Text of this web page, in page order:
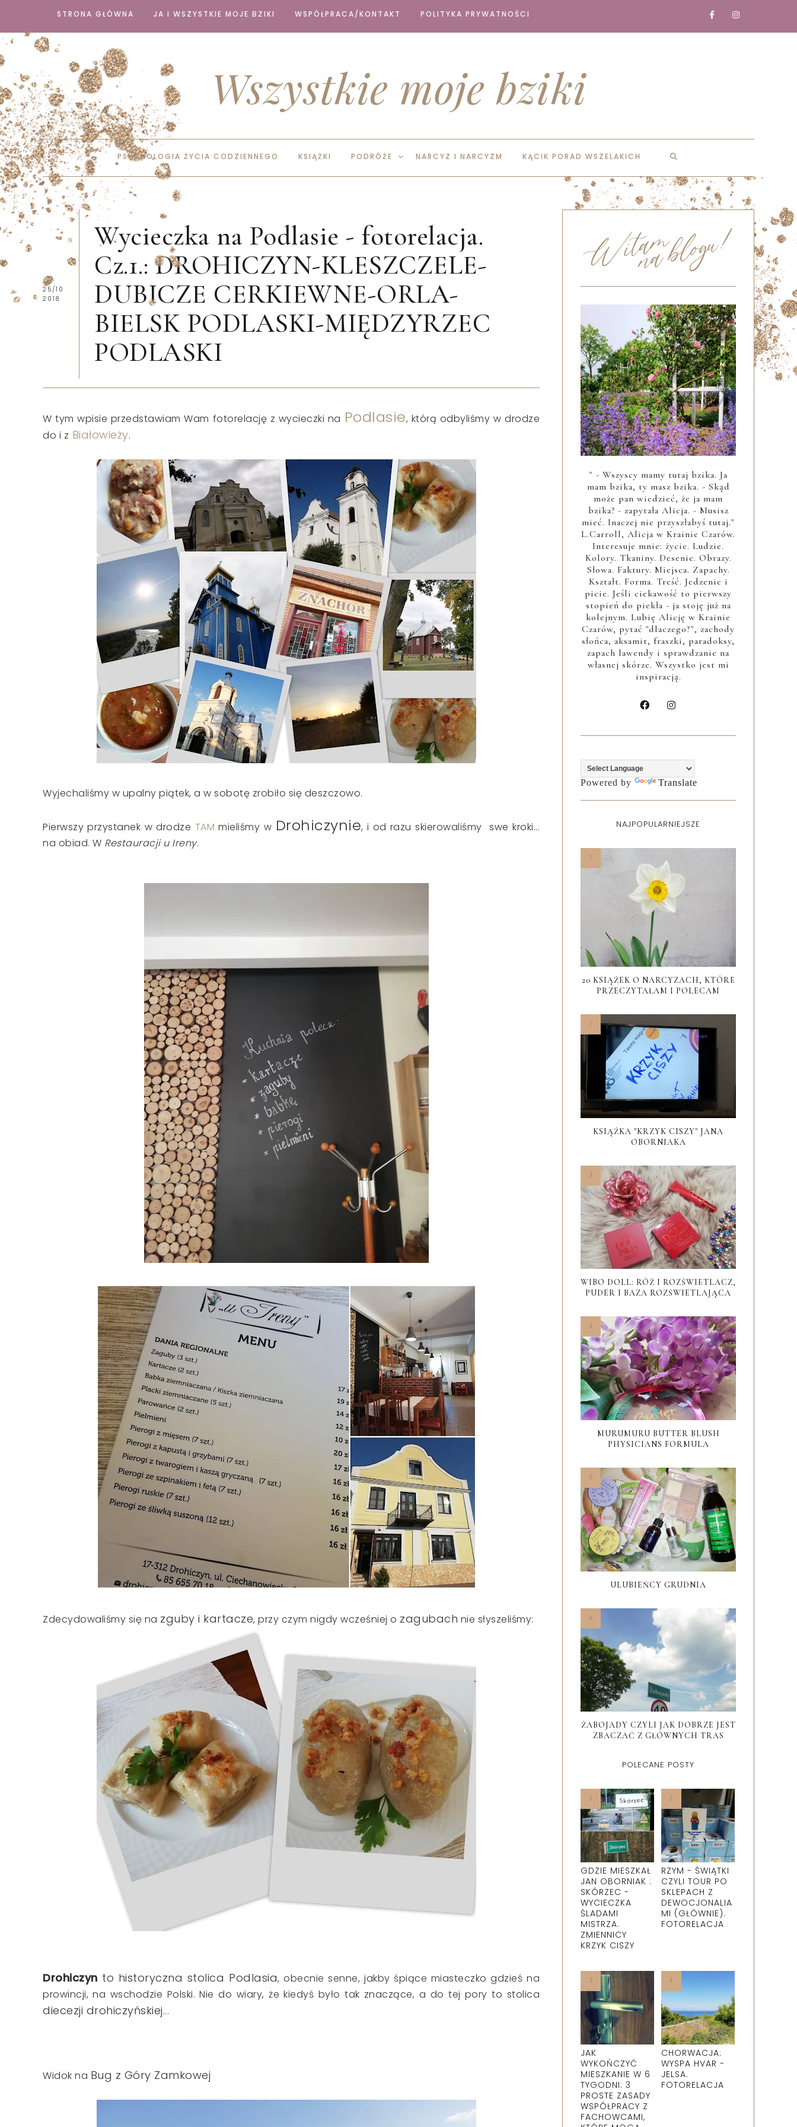
STRONA GŁÓWNA JA I WSZYSTKIE MOJE BZIKI WSPÓŁPRACA/KONTAKT POLITYKA PRYWATNOŚCI
Wszystkie moje bziki
PSYCHOLOGIA ŻYCIA CODZIENNEGO KSIĄŻKI PODRÓŻE NARCYZ I NARCYZM KĄCIK PORAD WSZELAKICH
25/10
2018
Wycieczka na Podlasie - fotorelacja.
Cz.1.: DROHICZYN-KLESZCZELE-
DUBICZE CERKIEWNE-ORLA-
BIELSK PODLASKI-MIĘDZYRZEC
PODLASKI
W tym wpisie przedstawiam Wam fotorelację z wycieczki na Podlasie, którą odbyliśmy w drodze
do i z Białowieży.
Wyjechaliśmy w upalny piątek, a w sobotę zrobiło się deszczowo.
Pierwszy przystanek w drodze TAM mieliśmy w Drohiczynie, i od razu skierowaliśmy swe kroki...
na obiad. W Restauracji u Ireny.
Zdecydowaliśmy się na zguby i kartacze, przy czym nigdy wcześniej o zagubach nie słyszeliśmy:
Drohiczyn to historyczna stolica Podlasia, obecnie senne, jakby śpiące miasteczko gdzieś na
prowincji, na wschodzie Polski. Nie do wiary, że kiedyś było tak znaczące, a do tej pory to stolica
diecezji drohiczyńskiej...
Widok na Bug z Góry Zamkowej
" - Wszyscy mamy tutaj bzika. Ja
mam bzika, ty masz bzika. - Skąd
może pan wiedzieć, że ja mam
bzika? - zapytała Alicja. - Musisz
mieć. Inaczej nie przyszłabyś tutaj."
L.Carroll, Alicja w Krainie Czarów.
Interesuje mnie: życie. Ludzie.
Kolory. Tkaniny. Desenie. Obrazy.
Słowa. Faktury. Miejsca. Zapachy.
Kształt. Forma. Treść. Jedzenie i
picie. Jeśli ciekawość to pierwszy
stopień do piekła - ja stoję już na
kolejnym. Lubię Alicję w Krainie
Czarów, pytać "dlaczego?", zachody
słońca, aksamit, fraszki, paradoksy,
zapach lawendy i sprawdzanie na
własnej skórze. Wszystko jest mi
inspiracją.
Powered by Translate
NAJPOPULARNIEJSZE
20 KSIĄŻEK O NARCYZACH, KTÓRE
PRZECZYTAŁAM I POLECAM
KSIĄŻKA "KRZYK CISZY" JANA
OBORNIAKA
WIBO DOLL: RÓŻ I ROZŚWIETLACZ,
PUDER I BAZA ROZŚWIETLAJĄCA
MURUMURU BUTTER BLUSH
PHYSICIANS FORMULA
ULUBIEŃCY GRUDNIA
ŻABOJADY CZYLI JAK DOBRZE JEST
ZBACZAĆ Z GŁÓWNYCH TRAS
POLECANE POSTY
GDZIE MIESZKAŁ
JAN OBORNIAK :
SKÓRZEC -
WYCIECZKA
ŚLADAMI
MISTRZA.
ZMIENNICY
KRZYK CISZY
RZYM - ŚWIĄTKI
CZYLI TOUR PO
SKLEPACH Z
DEWOCJONALIA
MI (GŁÓWNIE).
FOTORELACJA
JAK
WYKOŃCZYĆ
MIESZKANIE W 6
TYGODNI: 3
PROSTE ZASADY
WSPÓŁPRACY Z
FACHOWCAMI,
CHORWACJA:
WYSPA HVAR -
JELSA.
FOTORELACJA